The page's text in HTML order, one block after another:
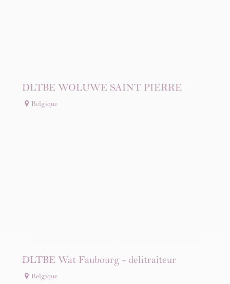
DLTBE WOLUWE SAINT PIERRE
Belgique
DLTBE Wat Faubourg - delitraiteur
Belgique